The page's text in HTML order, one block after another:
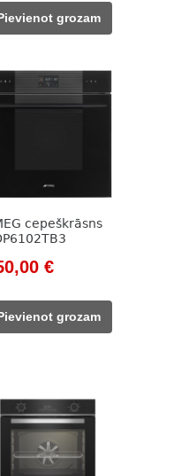
€.
grozam
cepeškrāsns
€Current
850,00 €.
grozam